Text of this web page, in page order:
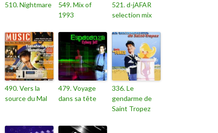
510. Nightmare
549. Mix of
1993
521. d-jAFAR
selection mix
490. Vers la
source du Mal
479. Voyage
dans sa tête
336. Le
gendarme de
Saint Tropez